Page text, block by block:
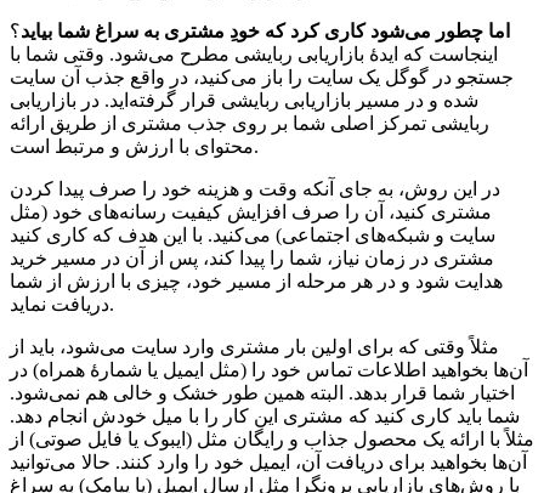
اما چطور می‌شود کاری کرد که خودِ مشتری به سراغ شما بیاید؟
اینجاست که ایدۀ بازاریابی ربایشی مطرح می‌شود. وقتی شما با
جستجو در گوگل یک سایت را باز می‌کنید، در واقع جذب آن سایت
شده‌ و در مسیر بازاریابی ربایشی قرار گرفته‌اید. در بازاریابی
ربایشی تمرکز اصلی شما بر روی جذب مشتری از طریق ارائه
محتوای با ارزش و مرتبط است.
در این روش، به جای آنکه وقت و هزینه خود را صرف پیدا کردن
مشتری کنید، آن را صرف افزایش کیفیت رسانه‌های خود (مثل
سایت و شبکه‌های اجتماعی) می‌کنید. با این هدف که کاری کنید
مشتری در زمان نیاز، شما را پیدا کند، پس از آن در مسیر خرید
هدایت شود و در هر مرحله از مسیر خود، چیزی با ارزش از شما
دریافت نماید.
مثلاً وقتی که برای اولین بار مشتری وارد سایت می‌شود، باید از
آن‌ها بخواهید اطلاعات تماس خود را (مثل ایمیل یا شمارۀ همراه) در
اختیار شما قرار بدهد. البته همین طور خشک و خالی هم نمی‌شود.
شما باید کاری کنید که مشتری این کار را با میل خودش انجام دهد.
مثلاً با ارائه یک محصول جذاب و رایگان مثل (ایبوک یا فایل صوتی) از
آن‌ها بخواهید برای دریافت آن، ایمیل خود را وارد کنند. حالا می‌توانید
با روش‌های بازاریابی برونگرا مثل ارسال ایمیل (یا پیامک) به سراغ